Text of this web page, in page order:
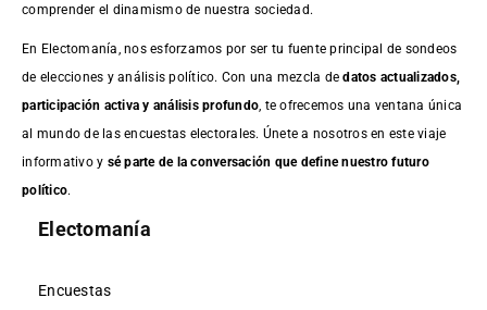
comprender el dinamismo de nuestra sociedad.
En Electomanía, nos esforzamos por ser tu fuente principal de sondeos
de elecciones y análisis político. Con una mezcla dedatos actualizados,
participación activa y análisis profundo , te ofrecemos una ventana única
al mundo de las encuestas electorales. Únete a nosotros en este viaje
informativo y sé parte de la conversación que define nuestro futuro
político.
Electomanía
Encuestas